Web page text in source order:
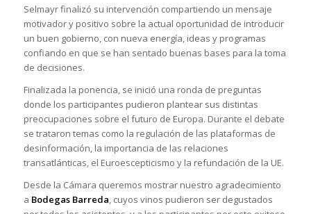
Selmayr finalizó su intervención compartiendo un mensaje
motivador y positivo sobre la actual oportunidad de introducir
un buen gobierno, con nueva energía, ideas y programas
confiando en que se han sentado buenas bases para la toma
de decisiones.
Finalizada la ponencia, se inició una ronda de preguntas
donde los participantes pudieron plantear sus distintas
preocupaciones sobre el futuro de Europa. Durante el debate
se trataron temas como la regulación de las plataformas de
desinformación, la importancia de las relaciones
transatlánticas, el Euroescepticismo y la refundación de la UE.
Desde la Cámara queremos mostrar nuestro agradecimiento
a Bodegas Barreda, cuyos vinos pudieron ser degustados